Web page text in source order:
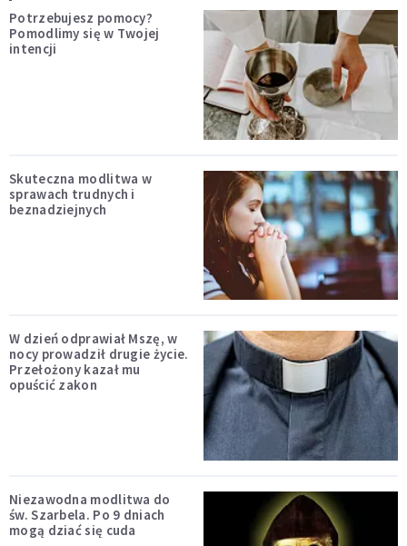
Potrzebujesz pomocy?
Pomodlimy się w Twojej
intencji
Skuteczna modlitwa w
sprawach trudnych i
beznadziejnych
W dzień odprawiał Mszę, w
nocy prowadził drugie życie.
Przełożony kazał mu
opuścić zakon
Niezawodna modlitwa do
św. Szarbela. Po 9 dniach
mogą dziać się cuda